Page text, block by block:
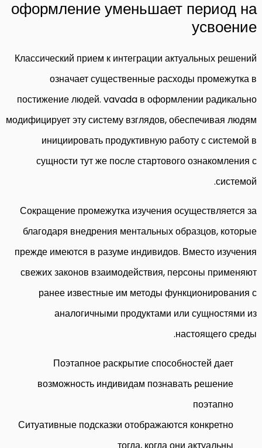
оформление уменьшает период на
усвоение
Классический прием к интеграции актуальных решений
означает существенные расходы промежутка в
постижение людей. vavada в оформлении радикально
модифицирует эту систему взглядов, обеспечивая людям
инициировать продуктивную работу с системой в
сущности тут же после стартового ознакомления с
системой.
Сокращение промежутка изучения осуществляется за
благодаря внедрения ментальных образцов, которые
прежде имеются в разуме индивидов. Вместо изучения
свежих законов взаимодействия, персоны применяют
ранее известные им методы функционирования с
аналогичными продуктами или сущностями из
настоящего среды.
Поэтапное раскрытие способностей дает
возможность индивидам познавать решение
поэтапно
Ситуативные подсказки отображаются конкретно
тогда, когда они актуальны